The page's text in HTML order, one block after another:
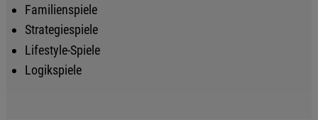
Familienspiele
Strategiespiele
Lifestyle-Spiele
Logikspiele